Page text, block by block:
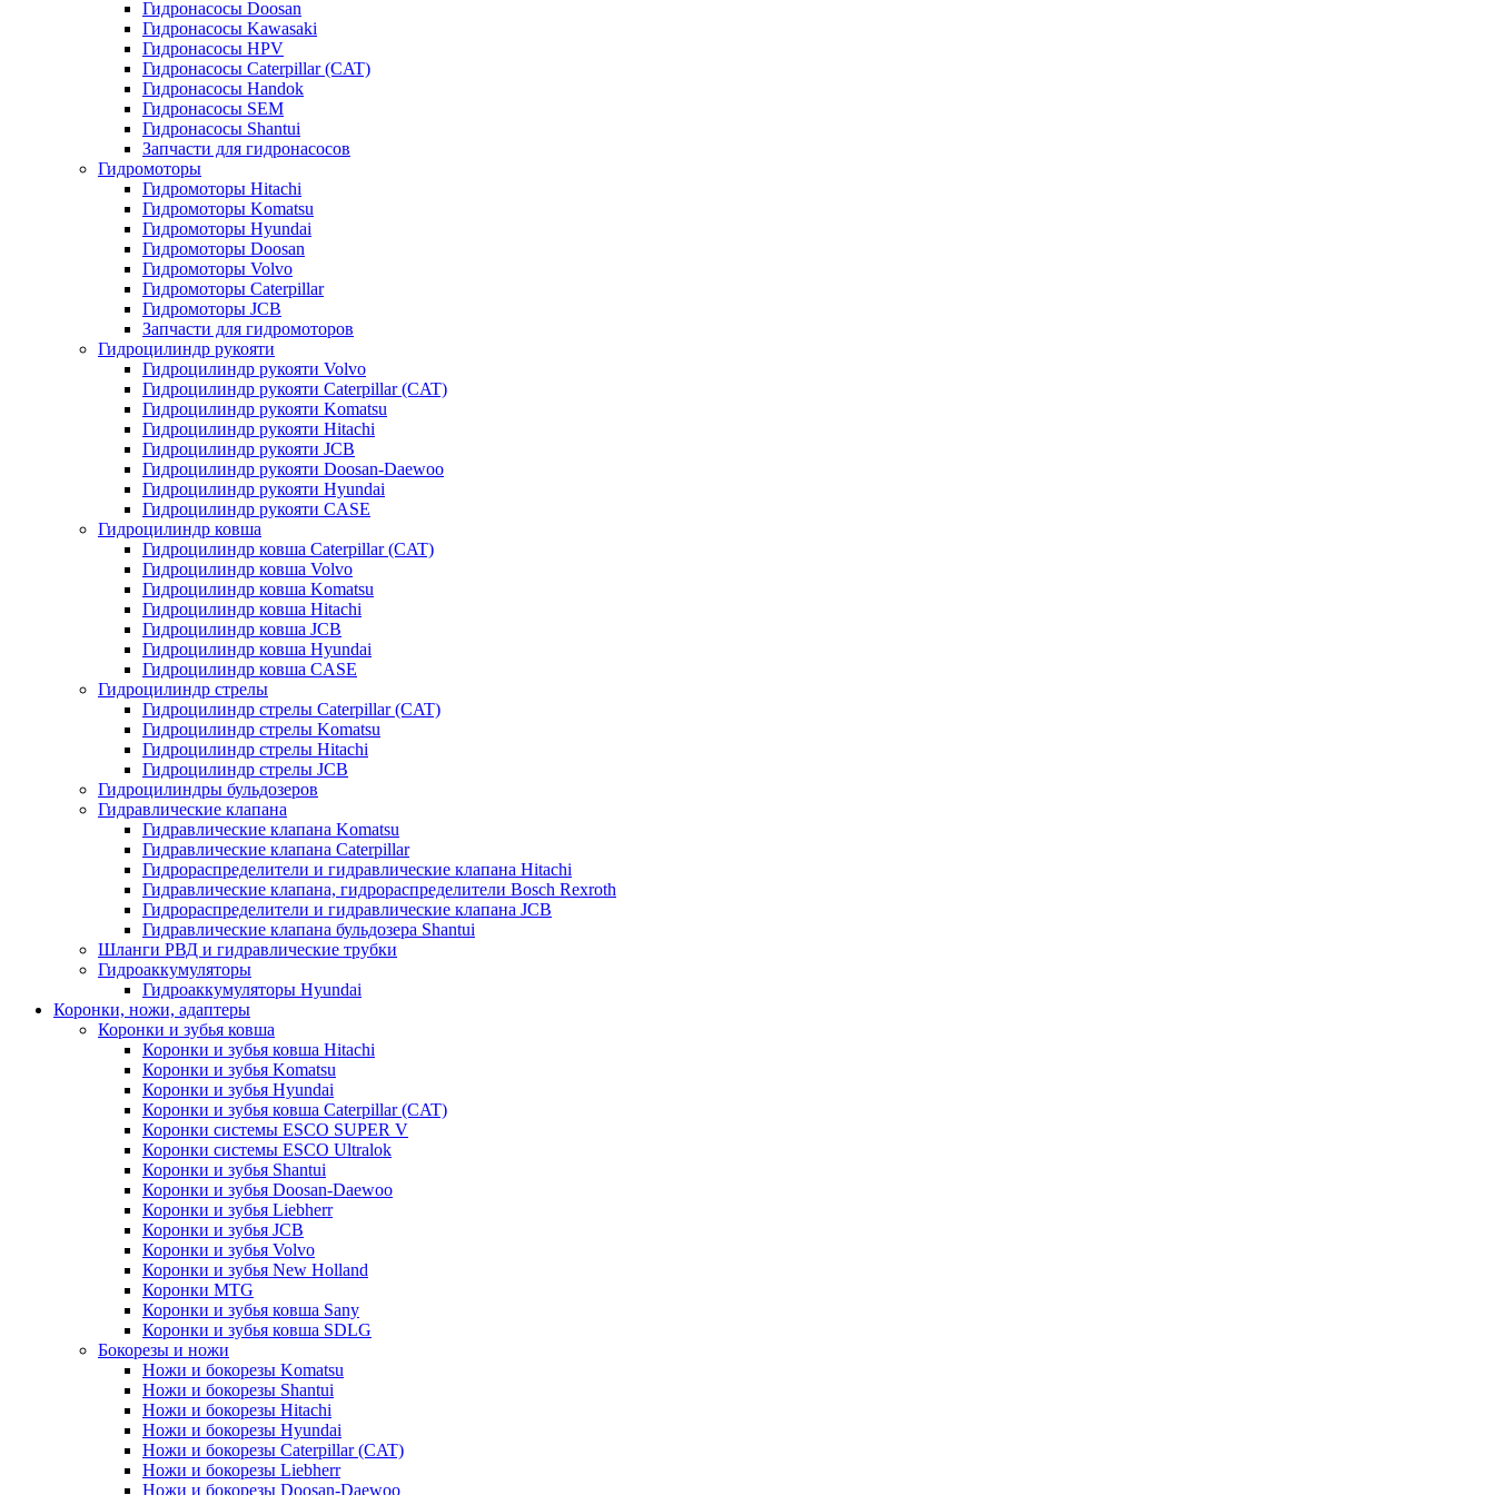
Гидронасосы Doosan
Гидронасосы Kawasaki
Гидронасосы HPV
Гидронасосы Caterpillar (CAT)
Гидронасосы Handok
Гидронасосы SEM
Гидронасосы Shantui
Запчасти для гидронасосов
Гидромоторы
Гидромоторы Hitachi
Гидромоторы Komatsu
Гидромоторы Hyundai
Гидромоторы Doosan
Гидромоторы Volvo
Гидромоторы Caterpillar
Гидромоторы JCB
Запчасти для гидромоторов
Гидроцилиндр рукояти
Гидроцилиндр рукояти Volvo
Гидроцилиндр рукояти Caterpillar (CAT)
Гидроцилиндр рукояти Komatsu
Гидроцилиндр рукояти Hitachi
Гидроцилиндр рукояти JCB
Гидроцилиндр рукояти Doosan-Daewoo
Гидроцилиндр рукояти Hyundai
Гидроцилиндр рукояти CASE
Гидроцилиндр ковша
Гидроцилиндр ковша Caterpillar (CAT)
Гидроцилиндр ковша Volvo
Гидроцилиндр ковша Komatsu
Гидроцилиндр ковша Hitachi
Гидроцилиндр ковша JCB
Гидроцилиндр ковша Hyundai
Гидроцилиндр ковша CASE
Гидроцилиндр стрелы
Гидроцилиндр стрелы Caterpillar (CAT)
Гидроцилиндр стрелы Komatsu
Гидроцилиндр стрелы Hitachi
Гидроцилиндр стрелы JCB
Гидроцилиндры бульдозеров
Гидравлические клапана
Гидравлические клапана Komatsu
Гидравлические клапана Caterpillar
Гидрораспределители и гидравлические клапана Hitachi
Гидравлические клапана, гидрораспределители Bosch Rexroth
Гидрораспределители и гидравлические клапана JCB
Гидравлические клапана бульдозера Shantui
Шланги РВД и гидравлические трубки
Гидроаккумуляторы
Гидроаккумуляторы Hyundai
Коронки, ножи, адаптеры
Коронки и зубья ковша
Коронки и зубья ковша Hitachi
Коронки и зубья Komatsu
Коронки и зубья Hyundai
Коронки и зубья ковша Caterpillar (CAT)
Коронки системы ESCO SUPER V
Коронки системы ESCO Ultralok
Коронки и зубья Shantui
Коронки и зубья Doosan-Daewoo
Коронки и зубья Liebherr
Коронки и зубья JCB
Коронки и зубья Volvo
Коронки и зубья New Holland
Коронки MTG
Коронки и зубья ковша Sany
Коронки и зубья ковша SDLG
Бокорезы и ножи
Ножи и бокорезы Komatsu
Ножи и бокорезы Shantui
Ножи и бокорезы Hitachi
Ножи и бокорезы Hyundai
Ножи и бокорезы Caterpillar (CAT)
Ножи и бокорезы Liebherr
Ножи и бокорезы Doosan-Daewoo